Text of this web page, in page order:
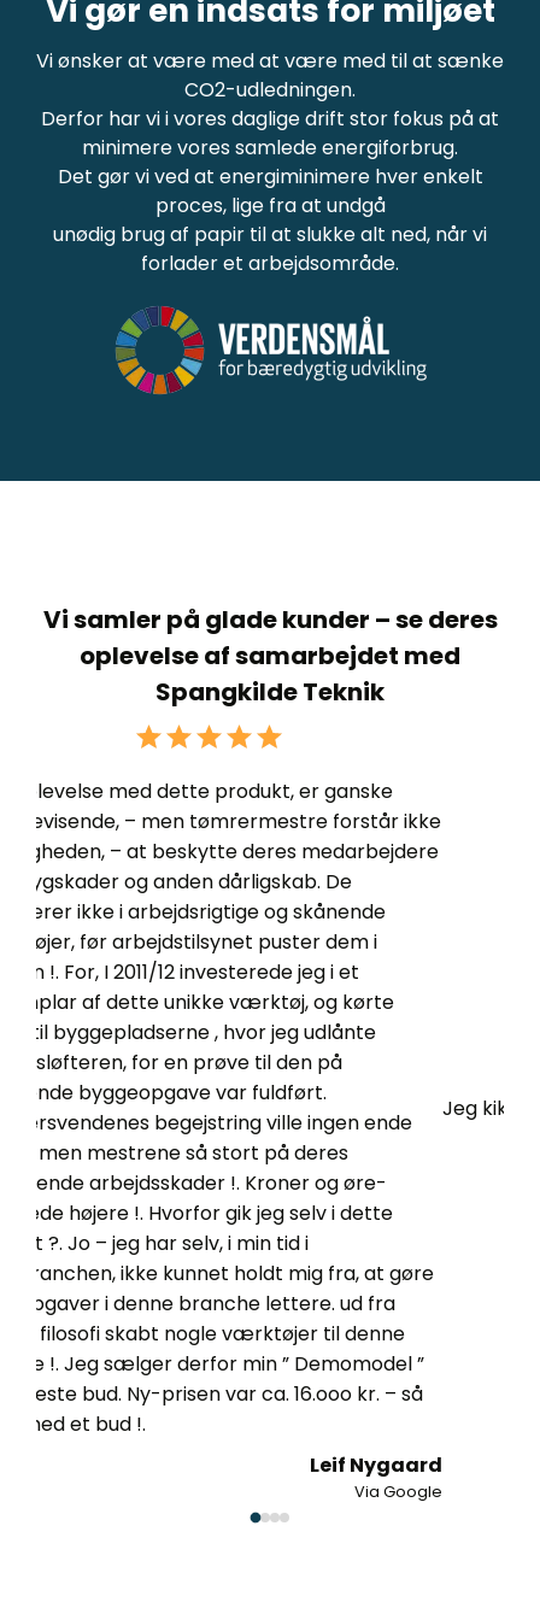
Vi gør en indsats for miljøet
Vi ønsker at være med at være med til at sænke
CO2-udledningen.
Derfor har vi i vores daglige drift stor fokus på at
minimere vores samlede energiforbrug.
Det gør vi ved at energiminimere hver enkelt
proces, lige fra at undgå
unødig brug af papir til at slukke alt ned, når vi
forlader et arbejdsområde.
Vi samler på glade kunder – se deres
oplevelse af samarbejdet med
Spangkilde Teknik
Jeg kikker forbi